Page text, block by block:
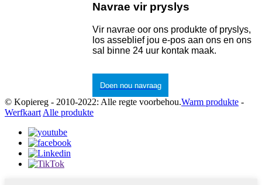
Navrae vir pryslys
Vir navrae oor ons produkte of pryslys,
los asseblief jou e-pos aan ons en ons
sal binne 24 uur kontak maak.
Doen nou navraag
© Kopiereg - 2010-2022: Alle regte voorbehou.Warm produkte -
Werfkaart Alle produkte